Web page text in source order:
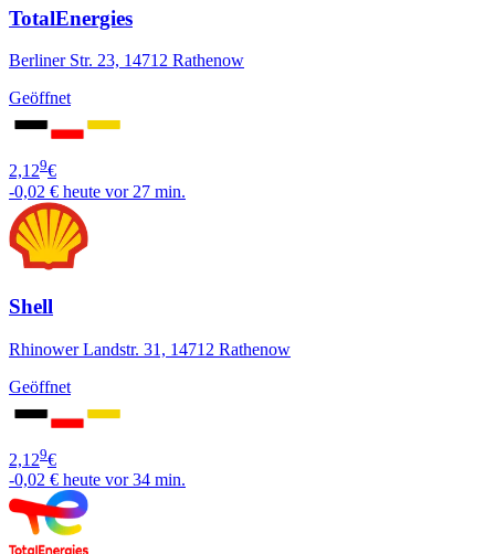
TotalEnergies
Berliner Str. 23, 14712 Rathenow
Geöffnet
2,129€
-0,02 € heute vor 27 min.
Shell
Rhinower Landstr. 31, 14712 Rathenow
Geöffnet
2,129€
-0,02 € heute vor 34 min.